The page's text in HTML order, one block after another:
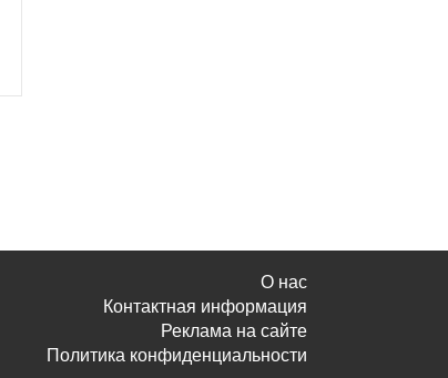
О нас
Контактная информация
Реклама на сайте
Политика конфиденциальности